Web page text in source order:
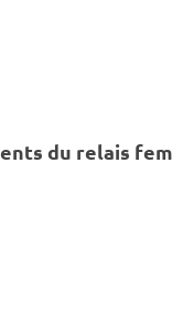
du relais